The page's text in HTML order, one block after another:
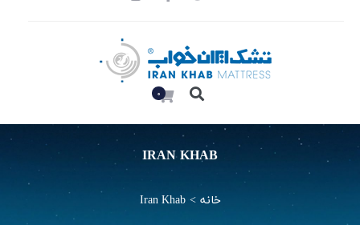
0
IRAN KHAB
خانه >
Iran Khab